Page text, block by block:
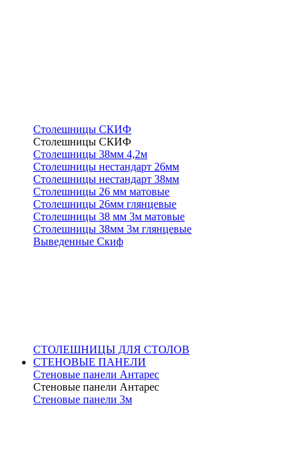
Столешницы СКИФ
Столешницы СКИФ
Столешницы 38мм 4,2м
Столешницы нестандарт 26мм
Столешницы нестандарт 38мм
Столешницы 26 мм матовые
Столешницы 26мм глянцевые
Столешницы 38 мм 3м матовые
Столешницы 38мм 3м глянцевые
Выведенные Скиф
СТОЛЕШНИЦЫ ДЛЯ СТОЛОВ
СТЕНОВЫЕ ПАНЕЛИ
Стеновые панели Антарес
Стеновые панели Антарес
Стеновые панели 3м